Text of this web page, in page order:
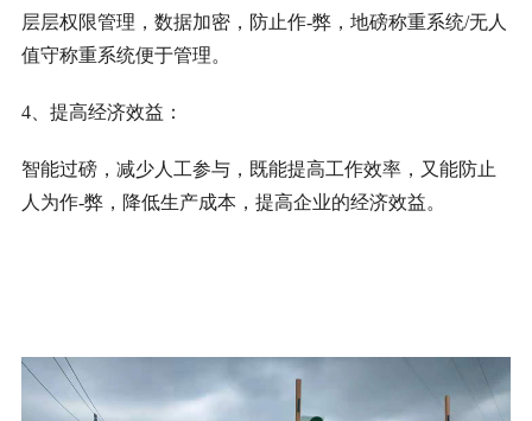
层层权限管理，数据加密，防止作-弊，地磅称重系统/无人
值守称重系统便于管理。
4、提高经济效益：
智能过磅，减少人工参与，既能提高工作效率，又能防止
人为作-弊，降低生产成本，提高企业的经济效益。